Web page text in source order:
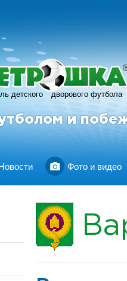
детского дворового футбола
R
и
Фото и видео